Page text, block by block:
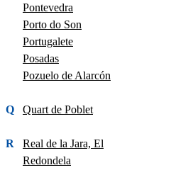
Pontevedra
Porto do Son
Portugalete
Posadas
Pozuelo de Alarcón
Q Quart de Poblet
R
Real de la Jara, El
Redondela